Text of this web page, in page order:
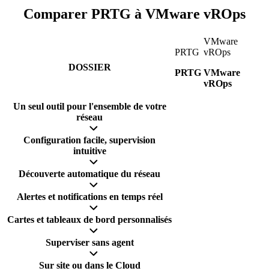
Comparer PRTG à VMware vROps
DOSSIER
PRTG
PRTG
VMware
vROps
VMware
vROps
Un seul outil pour l'ensemble de votre
réseau
Configuration facile, supervision
intuitive
Découverte automatique du réseau
Alertes et notifications en temps réel
Cartes et tableaux de bord personnalisés
Superviser sans agent
Sur site ou dans le Cloud